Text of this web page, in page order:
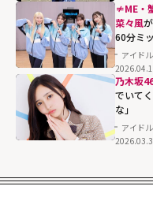
≠ME・
菜々風
60分ミ
アイドル
乃木坂
でいて
な」
アイドル